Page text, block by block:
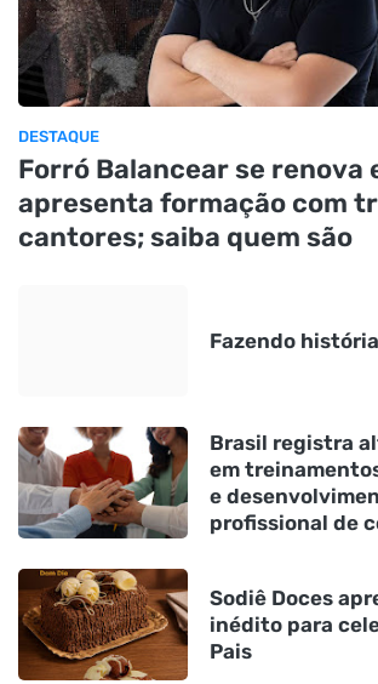
DESTAQUE
Forró Balancear se renova
apresenta formação com
cantores; saiba quem são
Fazendo história
Brasil registra
em
e
profissional de
Sodiê Doces
inédito para
Pais